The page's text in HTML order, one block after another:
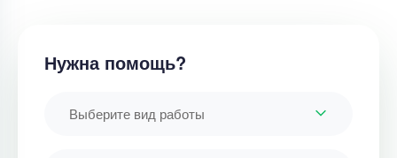
Нужна помощь?
Выберите вид работы